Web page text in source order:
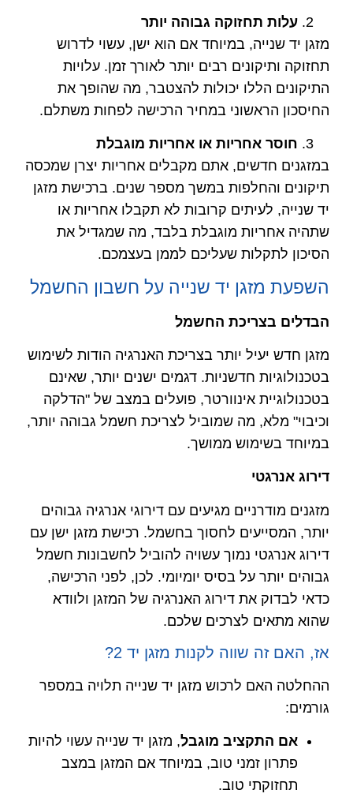
עלות תחזוקה גבוהה יותר
מזגן יד שנייה, במיוחד אם הוא ישן, עשוי לדרוש
תחזוקה ותיקונים רבים יותר לאורך זמן. עלויות
התיקונים הללו יכולות להצטבר, מה שהופך את
החיסכון הראשוני במחיר הרכישה לפחות משתלם.
חוסר אחריות או אחריות מוגבלת
במזגנים חדשים, אתם מקבלים אחריות יצרן שמכסה
תיקונים והחלפות במשך מספר שנים. ברכישת מזגן
יד שנייה, לעיתים קרובות לא תקבלו אחריות או
שתהיה אחריות מוגבלת בלבד, מה שמגדיל את
הסיכון לתקלות שעליכם לממן בעצמכם.
השפעת מזגן יד שנייה על חשבון החשמל
הבדלים בצריכת החשמל
מזגן חדש יעיל יותר בצריכת האנרגיה הודות לשימוש
בטכנולוגיות חדשניות. דגמים ישנים יותר, שאינם
בטכנולוגיית אינוורטר, פועלים במצב של "הדלקה
וכיבוי" מלא, מה שמוביל לצריכת חשמל גבוהה יותר,
במיוחד בשימוש ממושך.
דירוג אנרגטי
מזגנים מודרניים מגיעים עם דירוגי אנרגיה גבוהים
יותר, המסייעים לחסוך בחשמל. רכישת מזגן ישן עם
דירוג אנרגטי נמוך עשויה להוביל לחשבונות חשמל
גבוהים יותר על בסיס יומיומי. לכן, לפני הרכישה,
כדאי לבדוק את דירוג האנרגיה של המזגן ולוודא
שהוא מתאים לצרכים שלכם.
אז, האם זה שווה לקנות מזגן יד 2?
ההחלטה האם לרכוש מזגן יד שנייה תלויה במספר
גורמים:
אם התקציב מוגבל, מזגן יד שנייה עשוי להיות
פתרון זמני טוב, במיוחד אם המזגן במצב
תחזוקתי טוב.